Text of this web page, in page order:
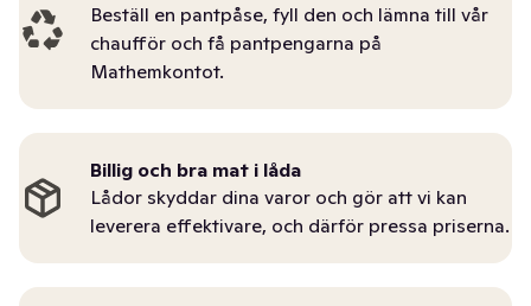
Beställ en pantpåse, fyll den och lämna till vår
chaufför och få pantpengarna på
Mathemkontot.
Billig och bra mat i låda
Lådor skyddar dina varor och gör att vi kan
leverera effektivare, och därför pressa priserna.